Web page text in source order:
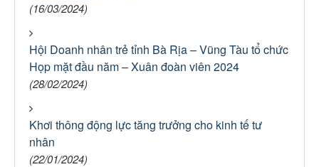
(16/03/2024)
Hội Doanh nhân trẻ tỉnh Bà Rịa – Vũng Tàu tổ chức
Họp mặt đầu năm – Xuân đoàn viên 2024
(28/02/2024)
Khơi thông động lực tăng trưởng cho kinh tế tư
nhân
(22/01/2024)